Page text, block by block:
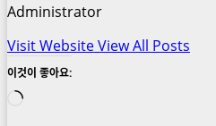
Administrator
Visit WebsiteView All Posts
이것이 좋아요:
로